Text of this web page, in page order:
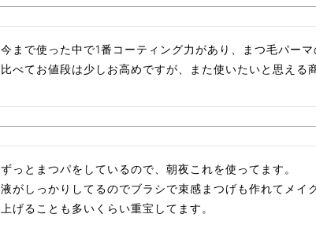
今まで使った中で1番コーティング力があり、まつ毛パー
比べてお値段は少しお高めですが、また使いたいと思える
ずっとまつパをしているので、朝夜これを使ってます。
液がしっかりしてるのでブラシで束感まつげも作れてメ
上げることも多いくらい重宝してます。